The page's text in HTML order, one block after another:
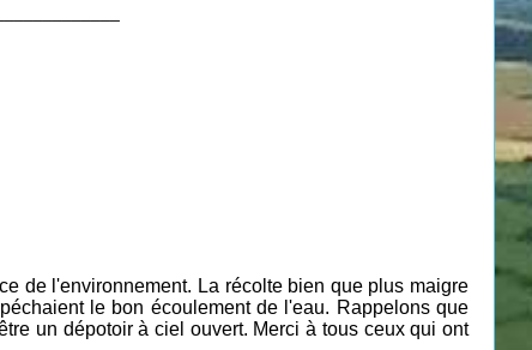
de l'environnement. La récolte bien que plus maigre
le bon écoulement de l'eau. Rappelons que
un dépotoir à ciel ouvert. Merci à tous ceux qui ont